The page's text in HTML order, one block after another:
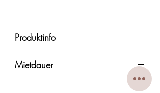
Produktinfo
individuell beklebt und gestaltet
Mietdauer
Die Mietdauer beträgt in der Regel 3-